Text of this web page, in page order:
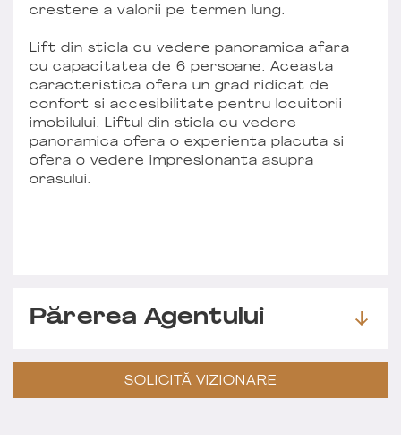
crestere a valorii pe termen lung.
Lift din sticla cu vedere panoramica afara
cu capacitatea de 6 persoane: Aceasta
caracteristica ofera un grad ridicat de
confort si accesibilitate pentru locuitorii
imobilului. Liftul din sticla cu vedere
panoramica ofera o experienta placuta si
ofera o vedere impresionanta asupra
orasului.
Părerea Agentului
SOLICITĂ VIZIONARE